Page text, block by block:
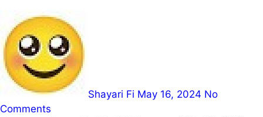
Shayari Fi May 16, 2024 No
Comments